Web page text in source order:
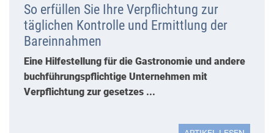
So erfüllen Sie Ihre Verpflichtung zur
täglichen Kontrolle und Ermittlung der
Bareinnahmen
Eine Hilfestellung für die Gastronomie und andere
buchführungspflichtige Unternehmen mit
Verpflichtung zur gesetzes ...